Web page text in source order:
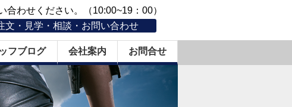
合わせください。（10:00~19：00）
文・見学・相談・お問い合わせ
フブログ 会社案内 お問合せ